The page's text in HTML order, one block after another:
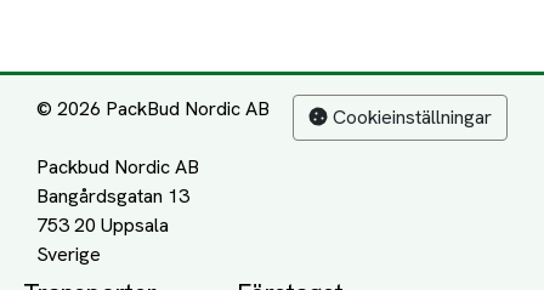
© 2026 PackBud Nordic AB
Packbud Nordic AB
Bangårdsgatan 13
753 20 Uppsala
Cookieinställningar